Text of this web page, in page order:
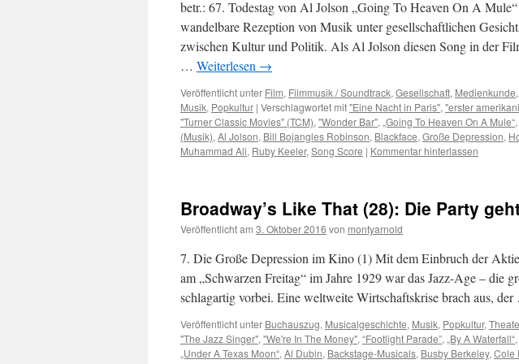
betr.: 67. Todestag von Al Jolson „Going To Heaven On A
wandelbare Rezeption von Musik unter gesellschaftlichen
zwischen Kultur und Politik. Als Al Jolson diesen Song in der
… Weiterlesen →
Veröffentlicht unter Film, Filmmusik / Soundtrack, Gesellschaft, Medienkunde,
Musik, Popkultur | Verschlagwortet mit"Eine Nacht in Paris", "erster
"Turner Classic Movies" (TCM), "Wonder Bar", „Going To Heaven On A Mule“,
(Musik), Al Jolson, Bill Bojangles Robinson, Blackface, Große Depression,
Muhammad Ali, Ruby Keeler, Song Score | Kommentar hinterlassen
Broadway’s Like That (28): Die Party
Veröffentlicht am 3. Oktober 2016 von montyarnold
7. Die Große Depression im Kino (1) Mit dem Einbruch der
am „Schwarzen Freitag“ im Jahre 1929 war das Jazz-Age – die
schlagartig vorbei. Eine weltweite Wirtschaftskrise brach aus,
Veröffentlicht unter Buchauszug, Musicalgeschichte, Musik, Popkultur,
"The Jazz Singer", "We're In The Money", “Footlight Parade”, „By A Waterfall“,
„Under A Texas Moon“, Al Dubin, Backstage-Musicals, Busby Berkeley, Cole